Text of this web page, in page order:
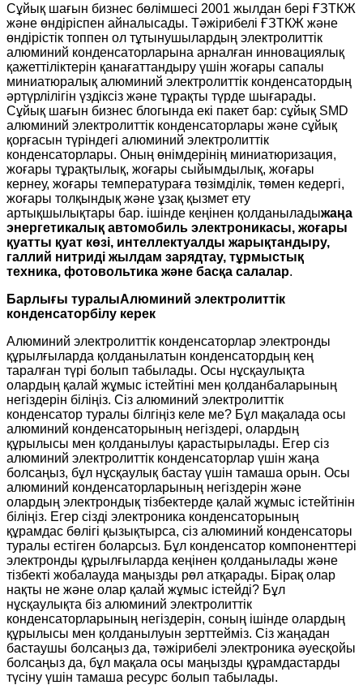
Сұйық шағын бизнес бөлімшесі 2001 жылдан бері ҒЗТКЖ
және өндіріспен айналысады. Тәжірибелі ҒЗТКЖ және
өндірістік топпен ол тұтынушылардың электролиттік
алюминий конденсаторларына арналған инновациялық
қажеттіліктерін қанағаттандыру үшін жоғары сапалы
миниатюралық алюминий электролиттік конденсатордың
әртүрлілігін үздіксіз және тұрақты түрде шығарады.
Сұйық шағын бизнес блогында екі пакет бар: сұйық SMD
алюминий электролиттік конденсаторлары және сұйық
қорғасын түріндегі алюминий электролиттік
конденсаторлары. Оның өнімдерінің миниатюризация,
жоғары тұрақтылық, жоғары сыйымдылық, жоғары
кернеу, жоғары температураға төзімділік, төмен кедергі,
жоғары толқындық және ұзақ қызмет ету
артықшылықтары бар. ішінде кеңінен қолданыладыжаңа
энергетикалық автомобиль электроникасы, жоғары
қуатты қуат көзі, интеллектуалды жарықтандыру,
галлий нитриді жылдам зарядтау, тұрмыстық
техника, фотовольтика және басқа салалар.
Барлығы туралыАлюминий электролиттік
конденсаторбілу керек
Алюминий электролиттік конденсаторлар электронды
құрылғыларда қолданылатын конденсатордың кең
таралған түрі болып табылады. Осы нұсқаулықта
олардың қалай жұмыс істейтіні мен қолданбаларының
негіздерін біліңіз. Сіз алюминий электролиттік
конденсатор туралы білгіңіз келе ме? Бұл мақалада осы
алюминий конденсаторының негіздері, олардың
құрылысы мен қолданылуы қарастырылады. Егер сіз
алюминий электролиттік конденсаторлар үшін жаңа
болсаңыз, бұл нұсқаулық бастау үшін тамаша орын. Осы
алюминий конденсаторларының негіздерін және
олардың электрондық тізбектерде қалай жұмыс істейтінін
біліңіз. Егер сізді электроника конденсаторының
құрамдас бөлігі қызықтырса, сіз алюминий конденсаторы
туралы естіген боларсыз. Бұл конденсатор компоненттері
электронды құрылғыларда кеңінен қолданылады және
тізбекті жобалауда маңызды рөл атқарады. Бірақ олар
нақты не және олар қалай жұмыс істейді? Бұл
нұсқаулықта біз алюминий электролиттік
конденсаторларының негіздерін, соның ішінде олардың
құрылысы мен қолданылуын зерттейміз. Сіз жаңадан
бастаушы болсаңыз да, тәжірибелі электроника әуесқойы
болсаңыз да, бұл мақала осы маңызды құрамдастарды
түсіну үшін тамаша ресурс болып табылады.